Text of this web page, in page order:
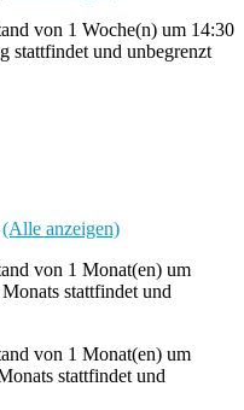
von 1 Woche(n) um 14:30
stattfindet und unbegrenzt
(Alle anzeigen)
von 1 Monat(en) um
stattfindet und
von 1 Monat(en) um
stattfindet und